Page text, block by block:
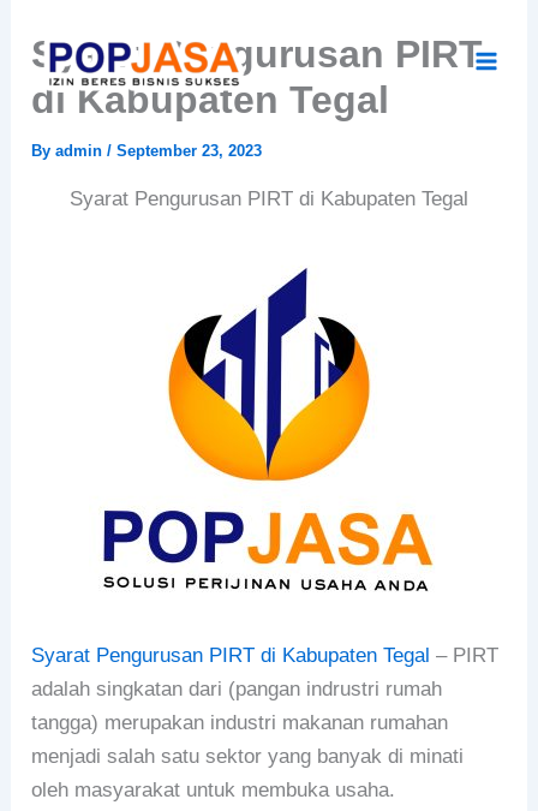
content
Syarat Pengurusan PIRT
di Kabupaten Tegal
Byadmin/September 23, 2023
Syarat Pengurusan PIRT di Kabupaten Tegal
Syarat Pengurusan PIRT di Kabupaten Tegal – PIRT
adalah singkatan dari (pangan indrustri rumah
tangga) merupakan industri makanan rumahan
menjadi salah satu sektor yang banyak di minati
oleh masyarakat untuk membuka usaha.